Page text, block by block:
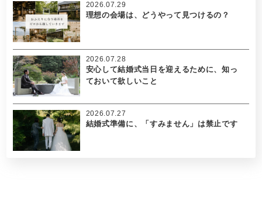
理想の会場は、どうやって見つけるの？
2026.07.29
安心して結婚式当日を迎えるために、知っ
ておいて欲しいこと
2026.07.28
結婚式準備に、「すみません」は禁止です
2026.07.27